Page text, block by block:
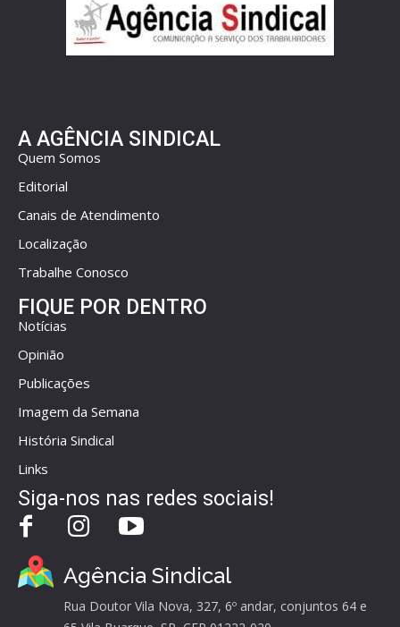
A AGÊNCIA SINDICAL
Quem Somos
Editorial
Canais de Atendimento
Localização
Trabalhe Conosco
FIQUE POR DENTRO
Notícias
Opinião
Publicações
Imagem da Semana
História Sindical
Links
Siga-nos nas redes sociais!
Agência Sindical
Rua Doutor Vila Nova, 327, 6º andar, conjuntos 64 e